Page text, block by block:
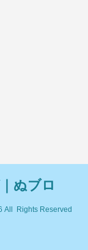
ぬブロ
All Rights Reserved